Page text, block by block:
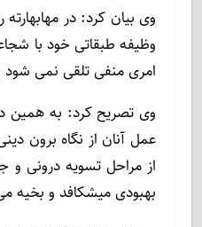
وی بیان کرد: در
وظیفه طبقاتی خود با
امری منفی تلقی نمی شود
وی تصریح کرد: به همین
عمل آنان از نگاه برون
از مراحل تسویه درونی
بهبودی میشکافد و بخیه